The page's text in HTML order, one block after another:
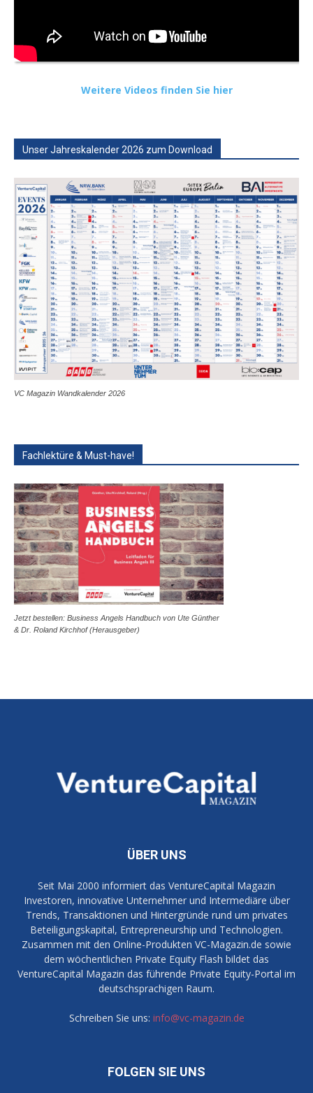
Weitere Videos finden Sie hier
Unser Jahreskalender 2026 zum Download
VC Magazin Wandkalender 2026
Fachlektüre & Must-have!
Jetzt bestellen: Business Angels Handbuch von Ute Günther
& Dr. Roland Kirchhof (Herausgeber)
ÜBER UNS
Seit Mai 2000 informiert das VentureCapital Magazin
Investoren, innovative Unternehmer und Intermediäre über
Trends, Transaktionen und Hintergründe rund um privates
Beteiligungskapital, Entrepreneurship und Technologien.
Zusammen mit den Online-Produkten VC-Magazin.de sowie
dem wöchentlichen Private Equity Flash bildet das
VentureCapital Magazin das führende Private Equity-Portal im
deutschsprachigen Raum.
Schreiben Sie uns: info@vc-magazin.de
FOLGEN SIE UNS